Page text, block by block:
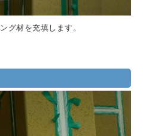
グ材を充填します。